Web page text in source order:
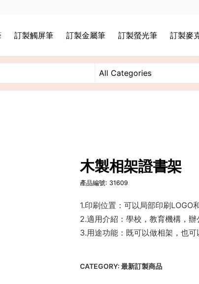
訂製觸屏筆 訂製金屬筆 訂製螢光筆 訂製麥
木製相架證書架
產品編號: 31609
1.印刷位置：可以局部印刷LOGO
2.適用介紹：學校，教育機構，辦
3.用途功能：既可以做相架，也
CATEGORY:最新訂製商品